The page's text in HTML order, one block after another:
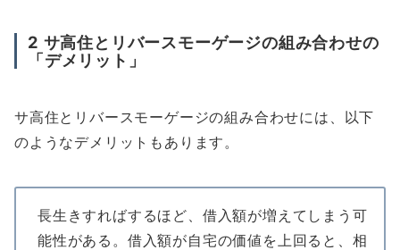
2 サ高住とリバースモーゲージの組み合わせの
「デメリット」
サ高住とリバースモーゲージの組み合わせには、以下
のようなデメリットもあります。
長生きすればするほど、借入額が増えてしまう可
能性がある。借入額が自宅の価値を上回ると、相